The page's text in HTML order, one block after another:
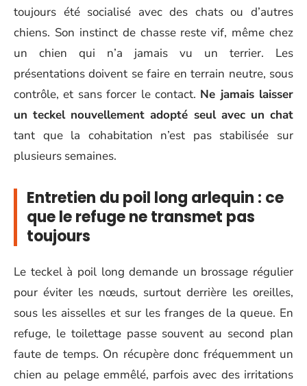
toujours été socialisé avec des chats ou d’autres
chiens. Son instinct de chasse reste vif, même chez
un chien qui n’a jamais vu un terrier. Les
présentations doivent se faire en terrain neutre, sous
contrôle, et sans forcer le contact. Ne jamais laisser
un teckel nouvellement adopté seul avec un chat
tant que la cohabitation n’est pas stabilisée sur
plusieurs semaines.
Entretien du poil long arlequin : ce
que le refuge ne transmet pas
toujours
Le teckel à poil long demande un brossage régulier
pour éviter les nœuds, surtout derrière les oreilles,
sous les aisselles et sur les franges de la queue. En
refuge, le toilettage passe souvent au second plan
faute de temps. On récupère donc fréquemment un
chien au pelage emmêlé, parfois avec des irritations